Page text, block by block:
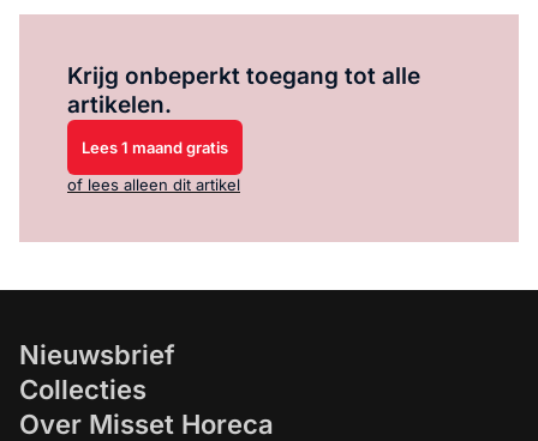
Krijg onbeperkt toegang tot alle
artikelen.
Lees 1 maand gratis
of lees alleen dit artikel
Nieuwsbrief
Collecties
Over Misset Horeca